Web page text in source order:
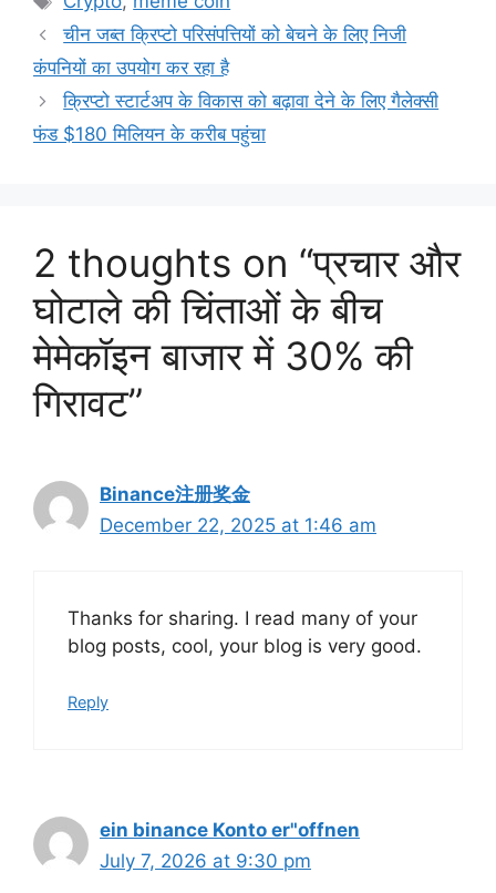
चीन जब्त क्रिप्टो परिसंपत्तियों को बेचने के लिए निजी
कंपनियों का उपयोग कर रहा है
क्रिप्टो स्टार्टअप के विकास को बढ़ावा देने के लिए गैलेक्सी
फंड $180 मिलियन के करीब पहुंचा
2 thoughts on “प्रचार और
घोटाले की चिंताओं के बीच
मेमेकॉइन बाजार में 30% की
गिरावट”
Binance注册奖金
December 22, 2025 at 1:46 am
Thanks for sharing. I read many of your
blog posts, cool, your blog is very good.
Reply
ein binance Konto er"offnen
July 7, 2026 at 9:30 pm